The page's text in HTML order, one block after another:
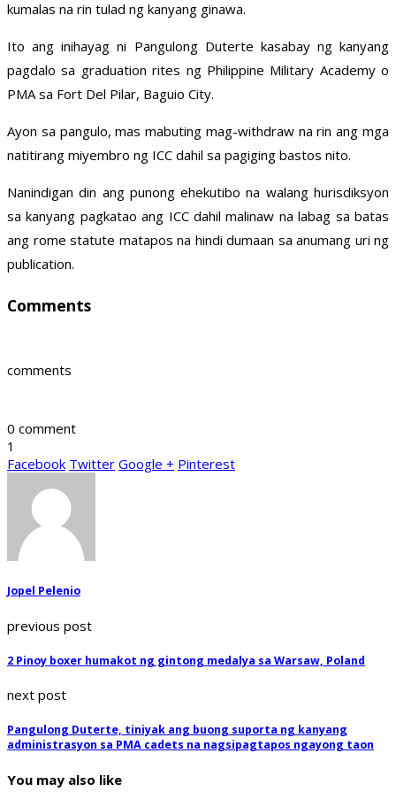
kumalas na rin tulad ng kanyang ginawa.
Ito ang inihayag ni Pangulong Duterte kasabay ng kanyang
pagdalo sa graduation rites ng Philippine Military Academy o
PMA sa Fort Del Pilar, Baguio City.
Ayon sa pangulo, mas mabuting mag-withdraw na rin ang mga
natitirang miyembro ng ICC dahil sa pagiging bastos nito.
Nanindigan din ang punong ehekutibo na walang hurisdiksyon
sa kanyang pagkatao ang ICC dahil malinaw na labag sa batas
ang rome statute matapos na hindi dumaan sa anumang uri ng
publication.
Comments
comments
0 comment
1
Facebook Twitter Google + Pinterest
Jopel Pelenio
previous post
2 Pinoy boxer humakot ng gintong medalya sa Warsaw, Poland
next post
Pangulong Duterte, tiniyak ang buong suporta ng kanyang
administrasyon sa PMA cadets na nagsipagtapos ngayong taon
You may also like